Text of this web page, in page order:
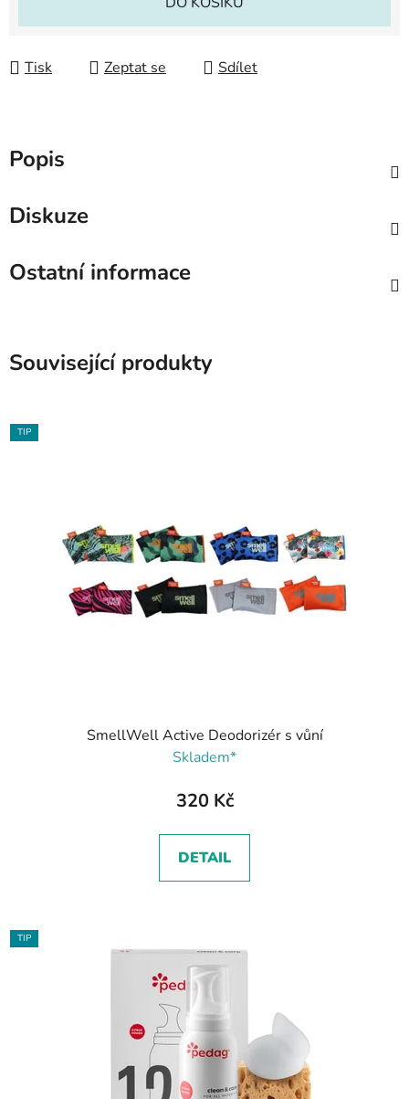
Tisk Zeptat se Sdílet
Popis
Diskuze
Ostatní informace
Související produkty
TIP
SmellWell Active Deodorizér s vůní
Skladem*
320 Kč
DETAIL
TIP